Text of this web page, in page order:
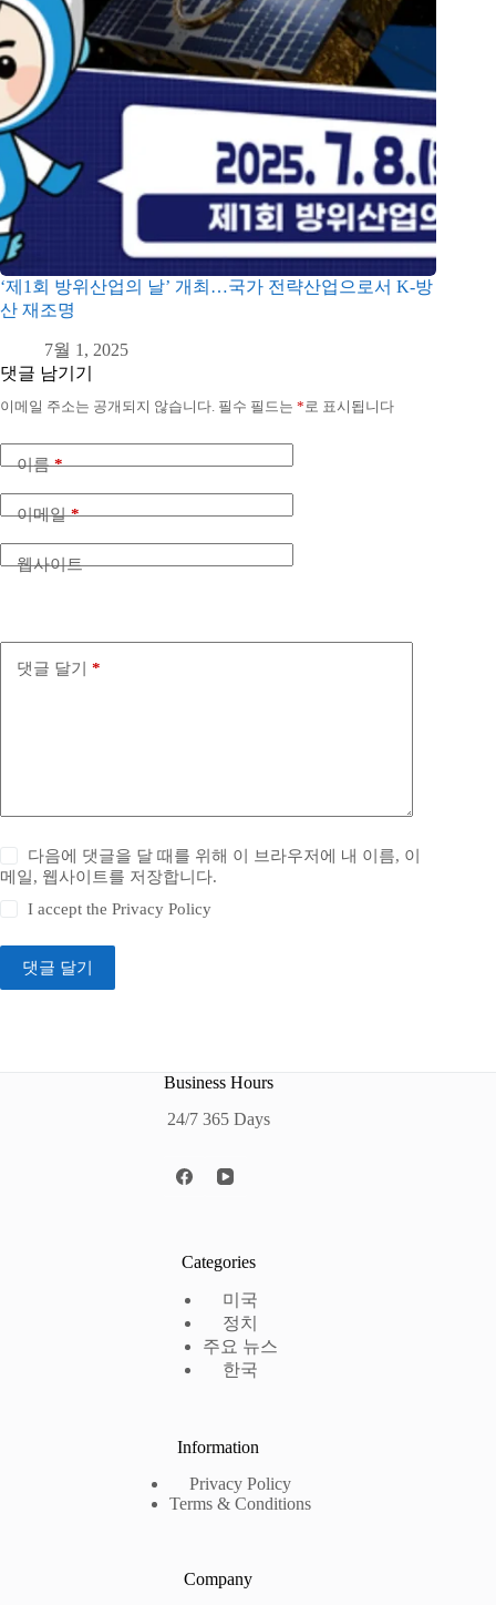
‘제1회 방위산업의 날’ 개최…국가 전략산업으로서 K-방
산 재조명
7월 1, 2025
댓글 남기기
이메일 주소는 공개되지 않습니다. 필수 필드는 * 로 표시됩니다
이름*
이메일*
웹사이트
댓글 달기 *
다음에 댓글을 달 때를 위해 이 브라우저에 내 이름, 이
메일, 웹사이트를 저장합니다.
I accept thePrivacy Policy
댓글 달기
Business Hours
24/7 365 Days
Categories
미국
정치
주요 뉴스
한국
Information
Privacy Policy
Terms & Conditions
Company